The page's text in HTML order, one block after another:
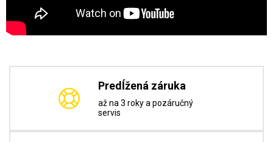
Predĺžená záruka
až na 3 roky a pozáručný
servis